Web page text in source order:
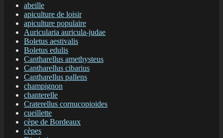
abeille
apiculture de loisir
apiculture populaire
Auricularia auricula-judae
Boletus aestivalis
Boletus edulis
Cantharellus amethysteus
Cantharellus cibarius
Cantharellus pallens
champignon
chanterelle
Craterellus cornucopioides
cueillette
cèpe de Bordeaux
cèpes